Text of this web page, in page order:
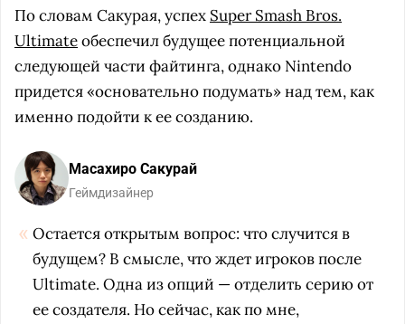
По словам Сакурая, успех Super Smash Bros.
Ultimateобеспечил будущее потенциальной
следующей части файтинга, однако Nintendo
придется «основательно подумать» над тем, как
именно подойти к ее созданию.
Масахиро Сакурай
Геймдизайнер
Остается открытым вопрос: что случится в
будущем? В смысле, что ждет игроков после
Ultimate. Одна из опций — отделить серию от
ее создателя. Но сейчас, как по мне,